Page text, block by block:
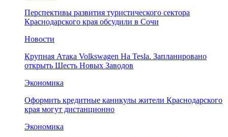
Перспективы развития туристического сектора
Краснодарского края обсудили в Сочи
Новости
Крупная Атака Volkswagen На Tesla. Запланировано
открыть Шесть Новых Заводов
Экономика
Оформить кредитные каникулы жители Краснодарского
края могут дистанционно
Экономика